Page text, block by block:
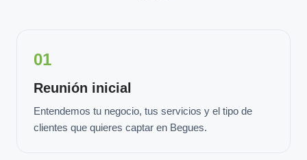
01
Reunión inicial
Entendemos tu negocio, tus servicios y el tipo de
clientes que quieres captar en Begues.